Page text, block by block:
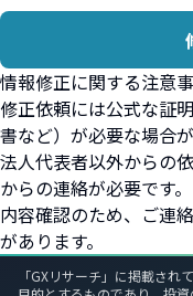
情報修正に関する注意
修正依頼には公式な証
書など）が必要な場合が
法人代表者以外からの
からの連絡が必要です。
内容確認のため、ご連
があります。
「GXリサーチ」に掲載さ